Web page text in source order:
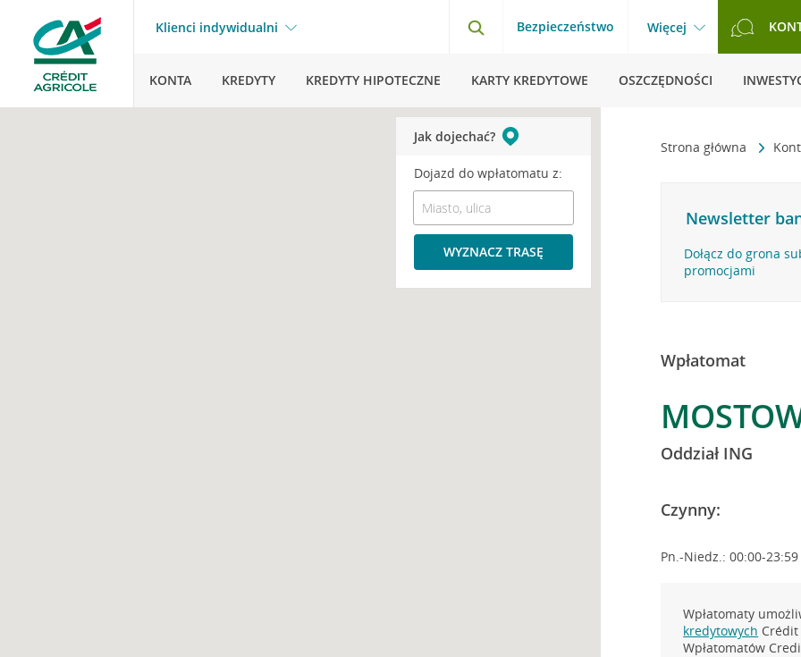
Klienci indywidualni Bezpieczeństwo Więcej
KONTA KREDYTY KREDYTY HIPOTECZNE KARTY KREDYTOWE OSZCZĘDNOŚCI
Strona główna
Newsletter
Dołącz do grona
promocjami
Wpłatomat
Oddział ING
Czynny:
Pn.-Niedz.: 00:00-23:59
Wpłatomaty
kredytowych
Wpłatomatów
Jak dojechać?
Dojazd do wpłatomatu z:
WYZNACZ TRASĘ